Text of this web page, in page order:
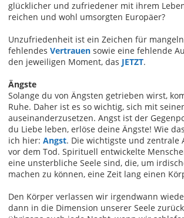
glücklicher und zufriedener mit ihrem
reichen und wohl umsorgten Europäer?
Unzufriedenheit ist ein Zeichen für
fehlendes Vertrauen sowie eine fehlende
den jeweiligen Moment, das JETZT.
Ängste
Solange du von Ängsten getrieben wirst,
Ruhe. Daher ist es so wichtig, sich mit
auseinanderzusetzen. Angst ist der
du Liebe leben, erlöse deine Ängste! Wie
ich hier: Angst. Die wichtigste und zentrale
vor dem Tod. Spirituell entwickelte
eine unsterbliche Seele sind, die, um
machen zu können, eine Zeit lang einen
Den Körper verlassen wir irgendwann
dann in die Dimension unserer Seele